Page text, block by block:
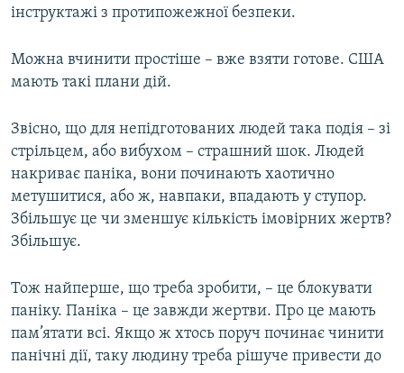
інструктажі з протипожежної безпеки.
Можна вчинити простіше – вже взяти готове. США
мають такі плани дій.
Звісно, що для непідготованих людей така подія – зі
стрільцем, або вибухом – страшний шок. Людей
накриває паніка, вони починають хаотично
метушитися, або ж, навпаки, впадають у ступор.
Збільшує це чи зменшує кількість імовірних жертв?
Збільшує.
Тож найперше, що треба зробити, – це блокувати
паніку. Паніка – це завжди жертви. Про це мають
пам’ятати всі. Якщо ж хтось поруч починає чинити
панічні дії, таку людину треба рішуче привести до